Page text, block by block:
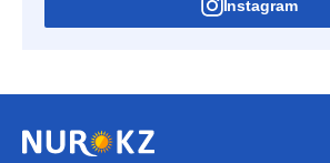
Instagram